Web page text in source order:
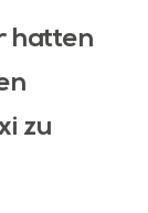
hatten
zu